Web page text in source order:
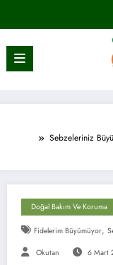
Sebzeleriniz
Doğal Bakım Ve Koruma
Fidelerim Büyümüyor,
Okutan 6 Mart